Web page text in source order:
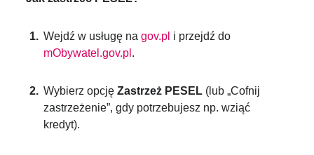
Wejdź w usługę nagov.pl i przejdź do
mObywatel.gov.pl .
Wybierz opcjęZastrzeż PESEL (lub „Cofnij
zastrzeżenie”, gdy potrzebujesz np. wziąć
kredyt).